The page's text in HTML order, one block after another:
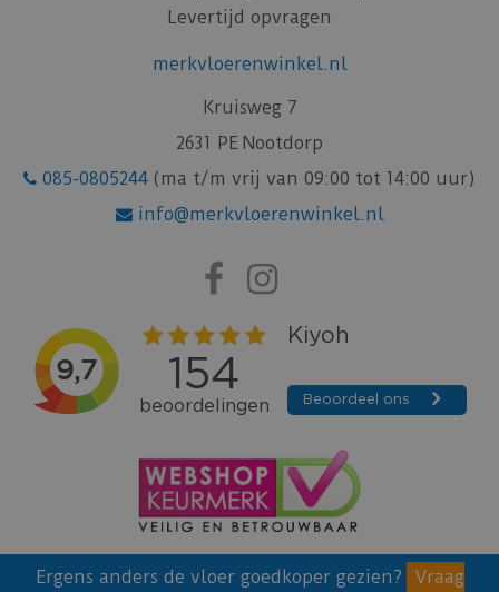
Levertijd opvragen
merkvloerenwinkel.nl
Kruisweg 7
2631 PE Nootdorp
085-0805244 (ma t/m vrij van 09:00 tot 14:00 uur)
info@merkvloerenwinkel.nl
Ergens anders de vloer goedkoper gezien? Vraag